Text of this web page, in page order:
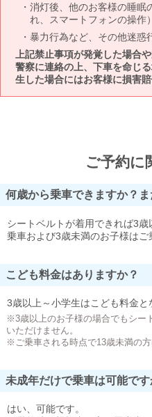
消灯後、他のお客様の睡眠
れ、スマートフォンの操作
暴力行為など、その他迷惑
上記禁止事項が発覚した場合
警察に連絡の上、下車を命じ
生した場合にはお客様に損害
ご予約に
何歳から乗車できますか？
シートベルトが着用できれば3
乗車および3歳未満のお子様はご
こども料金はありますか？
3歳以上～小学生はこども料金と
※3歳以上のお子様の場合でもシー
いただけません。
※ご乗車される時点で13歳未満の
未成年だけで乗車は可能です
はい、可能です。